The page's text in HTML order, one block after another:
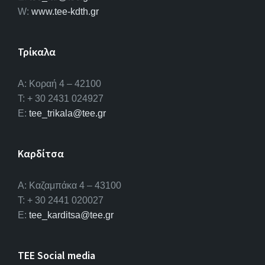
W: www.tee-kdth.gr
Τρίκαλα
Α: Κοραή 4 – 42100
T: + 30 2431 024927
E: tee_trikala@tee.gr
Καρδίτσα
Α: Καζαμπάκα 4 – 43100
T: + 30 2441 020027
E: tee_karditsa@tee.gr
TEE Social media